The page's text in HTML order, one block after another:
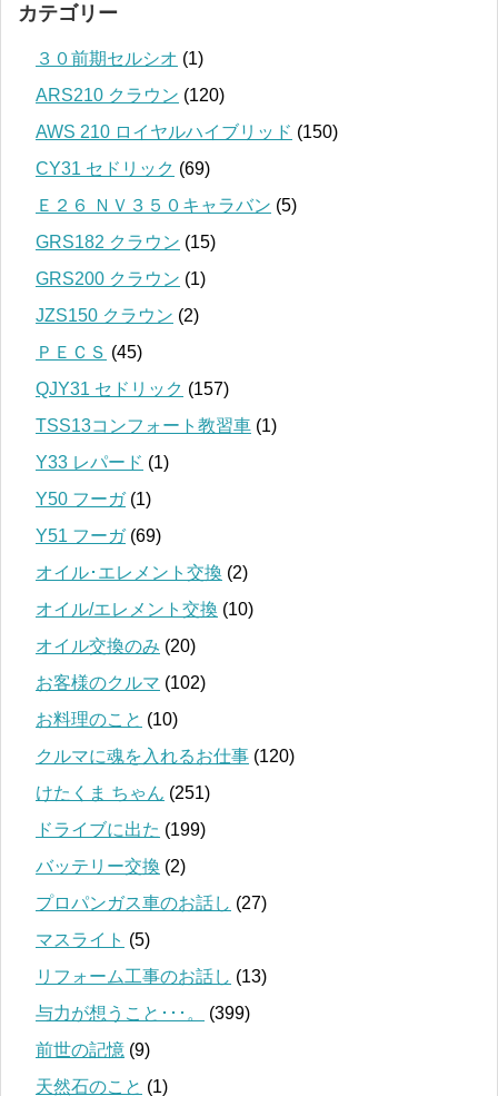
カテゴリー
３０前期セルシオ (1)
ARS210 クラウン (120)
AWS 210 ロイヤルハイブリッド (150)
CY31 セドリック (69)
Ｅ２６ ＮＶ３５０キャラバン (5)
GRS182 クラウン (15)
GRS200 クラウン (1)
JZS150 クラウン (2)
ＰＥＣＳ (45)
QJY31 セドリック (157)
TSS13コンフォート教習車 (1)
Y33 レパード (1)
Y50 フーガ(1)
Y51 フーガ(69)
オイル･エレメント交換 (2)
オイル/エレメント交換 (10)
オイル交換のみ (20)
お客様のクルマ (102)
お料理のこと (10)
クルマに魂を入れるお仕事 (120)
けたくま ちゃん (251)
ドライブに出た (199)
バッテリー交換 (2)
プロパンガス車のお話し (27)
マスライト (5)
リフォーム工事のお話し (13)
与力が想うこと･･･。
(399)
前世の記憶 (9)
天然石のこと (1)